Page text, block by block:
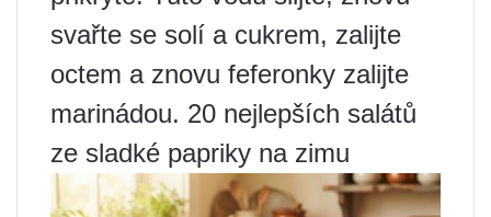
svařte se solí a cukrem, zalijte
octem a znovu feferonky zalijte
marinádou. 20 nejlepších salátů
ze sladké papriky na zimu